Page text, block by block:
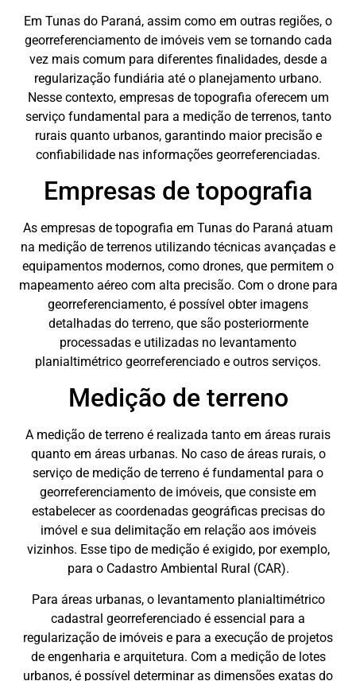
Em Tunas do Paraná, assim como em outras regiões, o
georreferenciamento de imóveis vem se tornando cada
vez mais comum para diferentes finalidades, desde a
regularização fundiária até o planejamento urbano.
Nesse contexto, empresas de topografia oferecem um
serviço fundamental para a medição de terrenos, tanto
rurais quanto urbanos, garantindo maior precisão e
confiabilidade nas informações georreferenciadas.
Empresas de topografia
As empresas de topografia em Tunas do Paraná atuam
na medição de terrenos utilizando técnicas avançadas e
equipamentos modernos, como drones, que permitem o
mapeamento aéreo com alta precisão. Com o drone para
georreferenciamento, é possível obter imagens
detalhadas do terreno, que são posteriormente
processadas e utilizadas no levantamento
planialtimétrico georreferenciado e outros serviços.
Medição de terreno
A medição de terreno é realizada tanto em áreas rurais
quanto em áreas urbanas. No caso de áreas rurais, o
serviço de medição de terreno é fundamental para o
georreferenciamento de imóveis, que consiste em
estabelecer as coordenadas geográficas precisas do
imóvel e sua delimitação em relação aos imóveis
vizinhos. Esse tipo de medição é exigido, por exemplo,
para o Cadastro Ambiental Rural (CAR).
Para áreas urbanas, o levantamento planialtimétrico
cadastral georreferenciado é essencial para a
regularização de imóveis e para a execução de projetos
de engenharia e arquitetura. Com a medição de lotes
urbanos, é possível determinar as dimensões exatas do